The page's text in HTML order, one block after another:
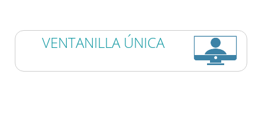
VENTANILLA ÚNICA